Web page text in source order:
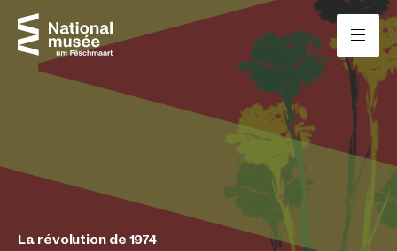
Passer directement au contenu
La révolution de 1974
Panneau de gestion des cookies